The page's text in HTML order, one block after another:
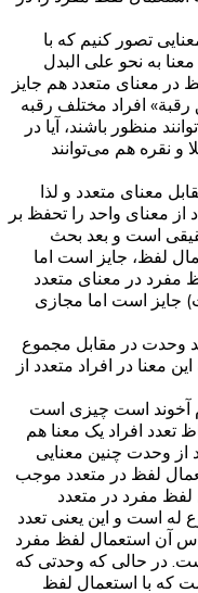
تصور کنیم که با
به نحو علی البدل
در معنای متعدد هم جایز
افراد مختلف رقبه
منظور باشند، آیا در
نقره هم می‌توانند
معنای متعدد و لذا
معنای واحد را تحفظ بر
است و بعد بحث
لفظ، جایز است اما
مفرد در معنای متعدد
جایز است اما مجازی
وحدت در مقابل مجموع
معنا در افراد متعدد از
آخوند است چیزی است
تعدد افراد یک معنا هم
از وحدت چنین معنایی
لفظ در متعدد موجب
مفرد در متعدد
له است و این یعنی تعدد
آن استعمال لفظ مفرد
در حالی که وحدتی که
که با استعمال لفظ